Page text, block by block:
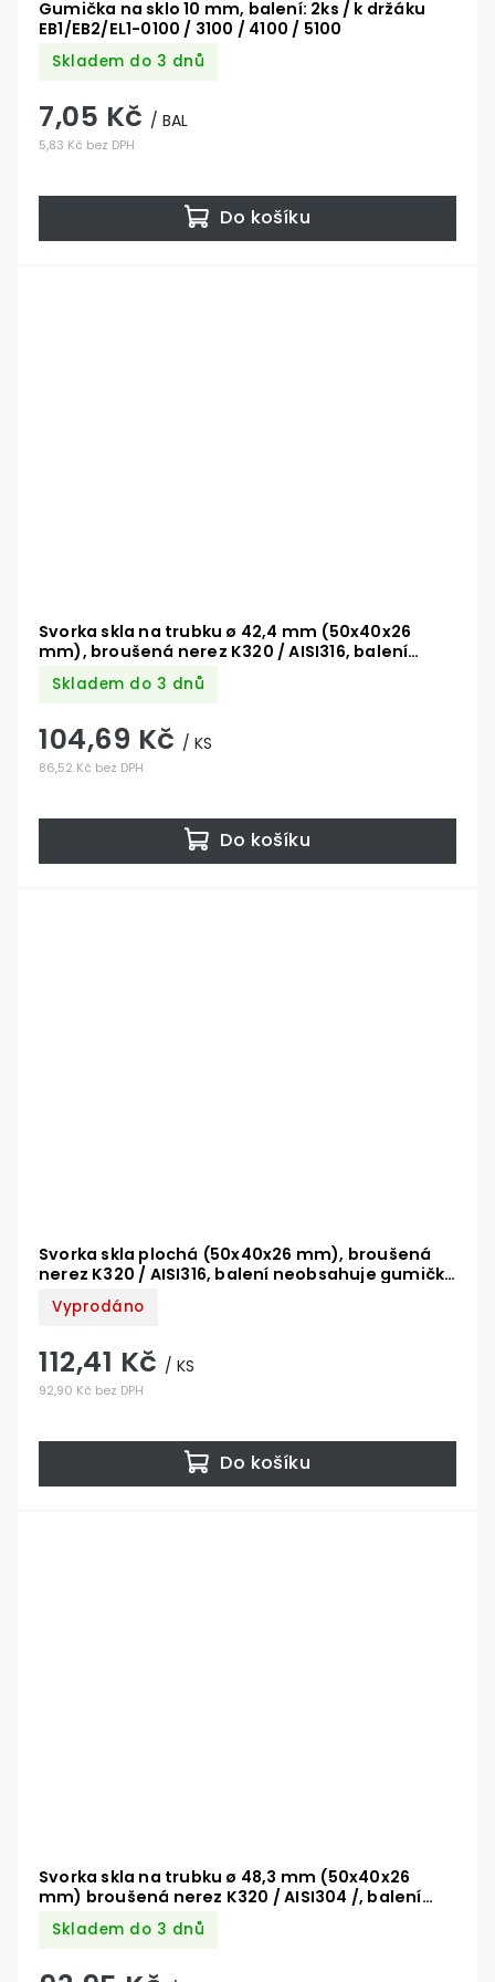
Gumička na sklo 10 mm, balení: 2ks / k držáku
EB1/EB2/EL1-0100 / 3100 / 4100 / 5100
Skladem do 3 dnů
5,83 Kč bez DPH
7,05 Kč / BAL
Do košíku
Svorka skla na trubku ø 42,4 mm (50x40x26
mm), broušená nerez K320 / AISI316, balení
neobsahuje gumičky na sklo
Skladem do 3 dnů
86,52 Kč bez DPH
104,69 Kč / KS
Do košíku
Svorka skla plochá (50x40x26 mm), broušená
nerez K320 / AISI316, balení neobsahuje gumičky
Vyprodáno
92,90 Kč bez DPH
112,41 Kč / KS
Do košíku
Svorka skla na trubku ø 48,3 mm (50x40x26
mm) broušená nerez K320 / AISI304 /, balení
neobsahuje gumičky na sklo
Skladem do 3 dnů